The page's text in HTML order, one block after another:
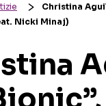
Christina
Nicki Minaj)